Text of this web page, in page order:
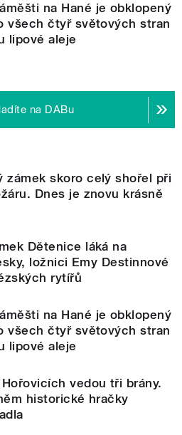
na Hané je obklopený
všech čtyř světových stran
lipové aleje
na DABu
zámek skoro celý shořel při
Dnes je znovu krásně
Dětenice láká na
ložnici Emy Destinnové
rytířů
na Hané je obklopený
všech čtyř světových stran
lipové aleje
vedou tři brány.
historické hračky